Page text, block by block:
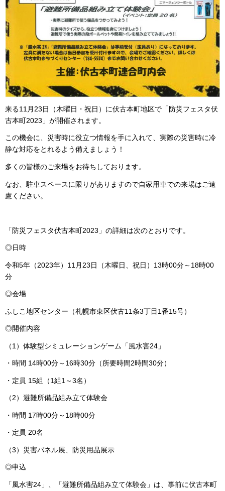
来る11月23日（木曜日・祝日）に伏古本町地区で「防災フェスタ伏
古本町2023」が開催されます。
この機会に、災害時に役立つ情報を手に入れて、実際の災害時に冷
静な対応をとれるよう備えましょう！
多くの皆様のご来場をお待ちしております。
なお、駐車スペースに限りがありますので自家用車での来場はご遠
慮ください。
「防災フェスタ伏古本町2023」の詳細は次のとおりです。
◎日時
令和5年（2023年）11月23日（木曜日、祝日）13時00分～18時00
分
◎会場
ふしこ地区センター（札幌市東区伏古11条3丁目1番15号）
◎開催内容
（1）体験型シミュレーションゲーム「風水害24」
・時間 14時00分～16時30分（所要時間2時間30分）
・定員 15組（1組1～3名）
（2）避難所備品組み立て体験会
・時間 17時00分～18時00分
・定員 20名
（3）災害パネル展、防災用品展示
◎申込
「風水害24」、「避難所備品組み立て体験会」は、事前に伏古本町